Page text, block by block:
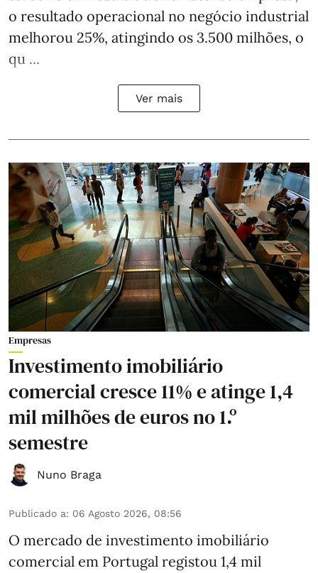
o resultado operacional no negócio industrial
melhorou 25%, atingindo os 3.500 milhões, o
qu ...
Ver mais
Empresas
Investimento imobiliário
comercial cresce 11% e atinge 1,4
mil milhões de euros no 1.º
semestre
Nuno Braga
Publicado a: 06 Agosto 2026, 08:56
O mercado de investimento imobiliário
comercial em Portugal registou 1,4 mil